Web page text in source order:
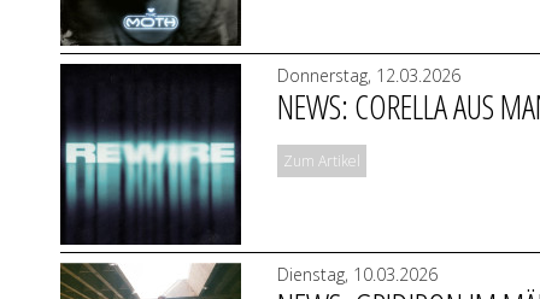
Donnerstag, 12.03.2026
NEWS: CORELLA AUS
Zum Artikel
Dienstag, 10.03.2026